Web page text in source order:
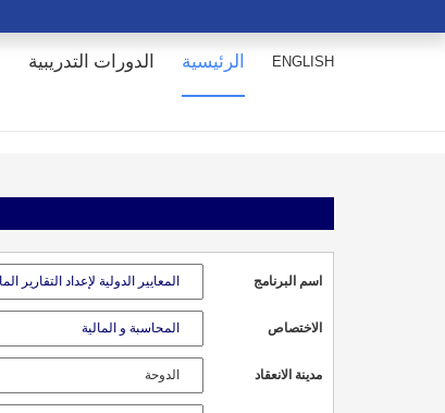
الدورات التدريبية الرئيسية ENGLISH
اسم البرنامج
الاختصاص
مدينة الانعقاد